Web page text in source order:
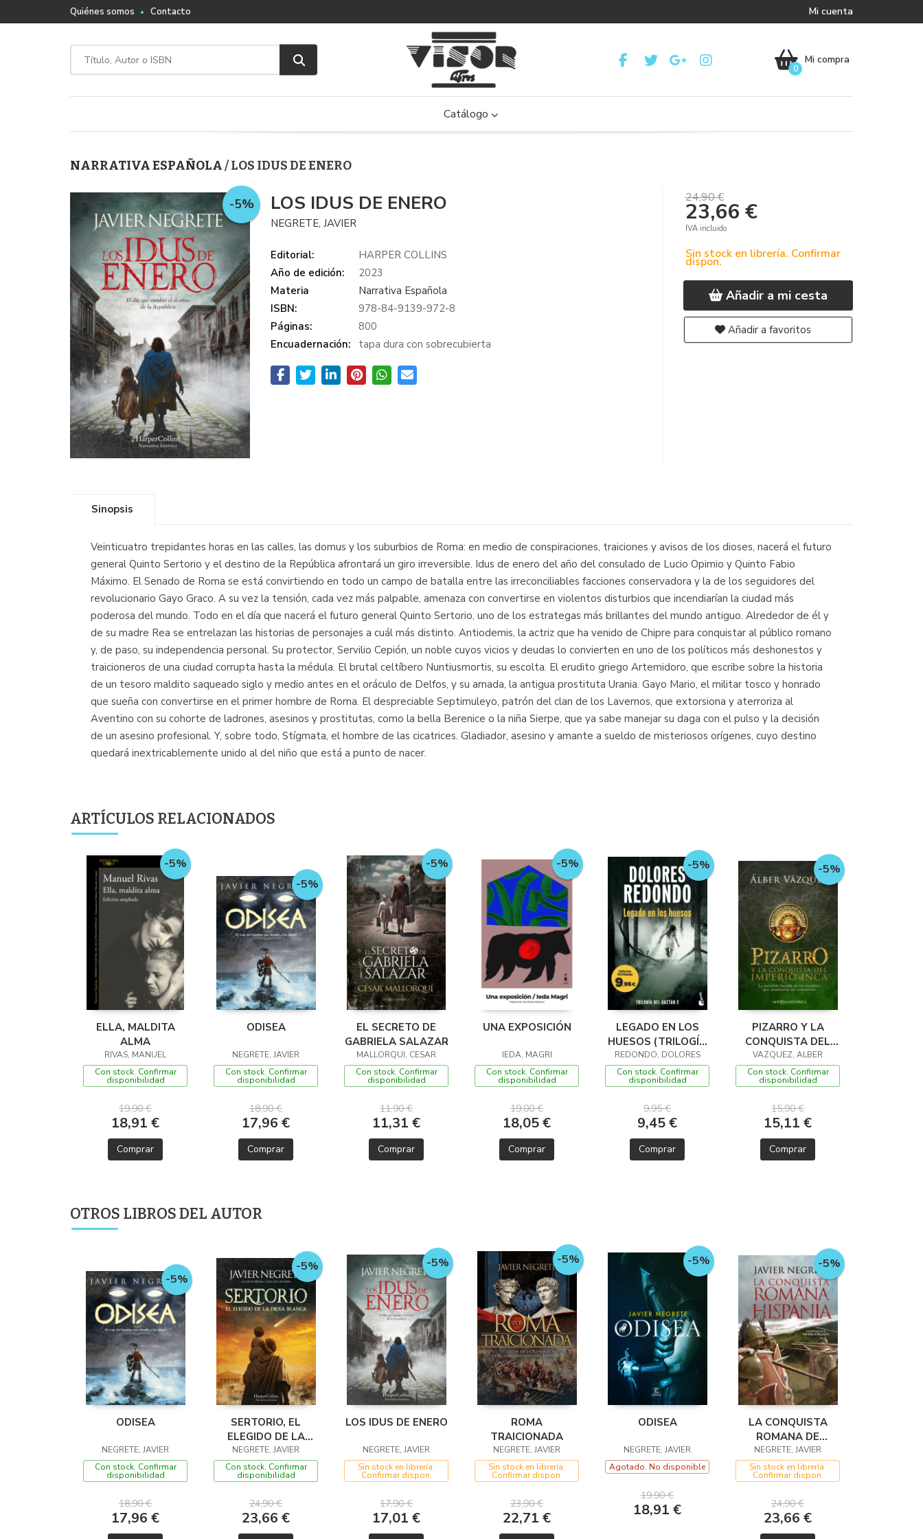
Mi cuenta
Quiénes somos Contacto
Mi compra
0
Catálogo
NARRATIVA ESPAÑOLA/ LOS IDUS DE ENERO
-5% LOS IDUS DE ENERO
NEGRETE, JAVIER
Editorial:
HARPER COLLINS
Año de edición:
2023
Materia
Narrativa Española
ISBN:
978-84-9139-972-8
Páginas:
800
Encuadernación:
tapa dura con sobrecubierta
24,90 €
23,66 €
IVA incluido
Sin stock en librería. Confirmar
dispon.
Añadir a mi cesta
Añadir a favoritos
Sinopsis
Veinticuatro trepidantes horas en las calles, las domus y los suburbios de Roma: en medio de conspiraciones, traiciones y avisos de los dioses, nacerá el futuro
general Quinto Sertorio y el destino de la República afrontará un giro irreversible. Idus de enero del año del consulado de Lucio Opimio y Quinto Fabio
Máximo. El Senado de Roma se está convirtiendo en todo un campo de batalla entre las irreconciliables facciones conservadora y la de los seguidores del
revolucionario Gayo Graco. A su vez la tensión, cada vez más palpable, amenaza con convertirse en violentos disturbios que incendiarían la ciudad más
poderosa del mundo. Todo en el día que nacerá el futuro general Quinto Sertorio, uno de los estrategas más brillantes del mundo antiguo. Alrededor de él y
de su madre Rea se entrelazan las historias de personajes a cuál más distinto. Antiodemis, la actriz que ha venido de Chipre para conquistar al público romano
y, de paso, su independencia personal. Su protector, Servilio Cepión, un noble cuyos vicios y deudas lo convierten en uno de los políticos más deshonestos y
traicioneros de una ciudad corrupta hasta la médula. El brutal celtíbero Nuntiusmortis, su escolta. El erudito griego Artemidoro, que escribe sobre la historia
de un tesoro maldito saqueado siglo y medio antes en el oráculo de Delfos, y su amada, la antigua prostituta Urania. Gayo Mario, el militar tosco y honrado
que sueña con convertirse en el primer hombre de Roma. El despreciable Septimuleyo, patrón del clan de los Lavernos, que extorsiona y aterroriza al
Aventino con su cohorte de ladrones, asesinos y prostitutas, como la bella Berenice o la niña Sierpe, que ya sabe manejar su daga con el pulso y la decisión
de un asesino profesional. Y, sobre todo, Stígmata, el hombre de las cicatrices. Gladiador, asesino y amante a sueldo de misteriosos orígenes, cuyo destino
quedará inextricablemente unido al del niño que está a punto de nacer.
ARTÍCULOS RELACIONADOS
-5%
ELLA, MALDITA
ALMA
RIVAS, MANUEL
Con stock. Confirmar
disponibilidad
19,90 €
18,91 €
Comprar
-5%
ODISEA
NEGRETE, JAVIER
Con stock. Confirmar
disponibilidad
18,90 €
17,96 €
Comprar
-5%
EL SECRETO DE
GABRIELA SALAZAR
MALLORQUI, CESAR
Con stock. Confirmar
disponibilidad
11,90 €
11,31 €
Comprar
-5%
UNA EXPOSICIÓN
IEDA, MAGRI
Con stock. Confirmar
disponibilidad
19,00 €
18,05 €
Comprar
-5%
LEGADO EN LOS
HUESOS (TRILOGÍA
DEL BAZTÁN, 2)
REDONDO, DOLORES
Con stock. Confirmar
disponibilidad
9,95 €
9,45 €
Comprar
-5%
PIZARRO Y LA
CONQUISTA DEL
IMPERIO INCA
VAZQUEZ, ALBER
Con stock. Confirmar
disponibilidad
15,90 €
15,11 €
Comprar
OTROS LIBROS DEL AUTOR
-5%
ODISEA
NEGRETE, JAVIER
Con stock. Confirmar
disponibilidad
18,90 €
17,96 €
-5%
SERTORIO, EL
ELEGIDO DE LA
DIOSA BLANCA
NEGRETE, JAVIER
Con stock. Confirmar
disponibilidad
24,90 €
23,66 €
-5%
LOS IDUS DE ENERO
NEGRETE, JAVIER
Sin stock en librería.
Confirmar dispon.
17,90 €
17,01 €
-5%
ROMA
TRAICIONADA
NEGRETE, JAVIER
Sin stock en librería.
Confirmar dispon.
23,90 €
22,71 €
-5%
ODISEA
NEGRETE, JAVIER
Agotado. No disponible
19,90 €
18,91 €
-5%
LA CONQUISTA
ROMANA DE
HISPANIA
NEGRETE, JAVIER
Sin stock en librería.
Confirmar dispon.
24,90 €
23,66 €